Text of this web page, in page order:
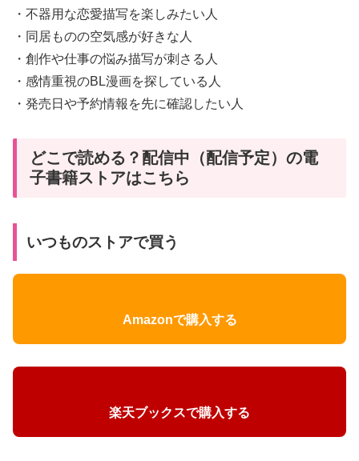
・不器用な恋愛描写を楽しみたい人
・同居ものの空気感が好きな人
・創作や仕事の悩み描写が刺さる人
・感情重視のBL漫画を探している人
・発売日や予約情報を先に確認したい人
どこで読める？配信中（配信予定）の電
子書籍ストアはこちら
いつものストアで買う
Amazonで購入する
楽天ブックスで購入する